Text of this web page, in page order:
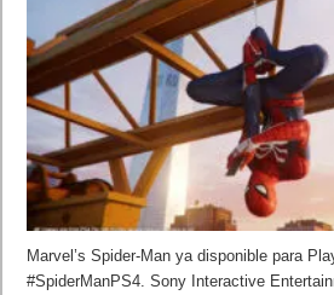
Marvel’s Spider-Man ya disponible para
#SpiderManPS4. Sony Interactive